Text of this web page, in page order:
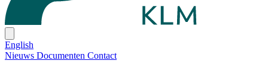
English
Nieuws Documenten Contact